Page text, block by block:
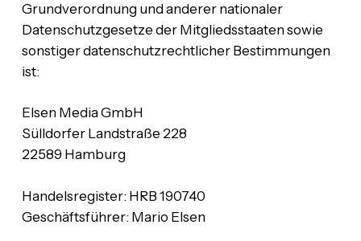
Grundverordnung und anderer nationaler
Datenschutzgesetze der Mitgliedsstaaten sowie
sonstiger datenschutzrechtlicher Bestimmungen
ist:
Elsen Media GmbH
Sülldorfer Landstraße 228
22589 Hamburg
Handelsregister: HRB 190740
Geschäftsführer: Mario Elsen